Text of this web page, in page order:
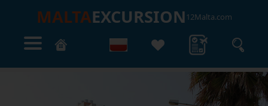
MALTAEXCURSION 12Malta.com